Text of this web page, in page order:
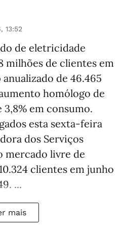
13:52
de eletricidade
milhões de clientes em
de 46.465
homólogo de
3,8% em consumo.
esta sexta-feira
dos Serviços
mercado livre de
clientes em junho
...
mais